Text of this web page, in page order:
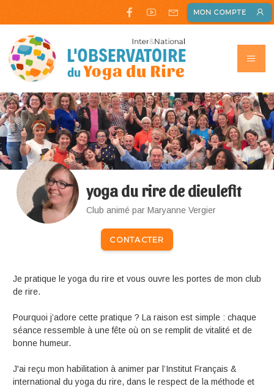
MON COMPTE
yoga du rire de dieulefit
Club animé par Maryanne Vergier
CONTACTER
Je pratique le yoga du rire et vous ouvre les portes de mon club
de rire.
Pourquoi j’adore cette pratique ? La raison est simple : chaque
séance ressemble à une fête où on se remplit de vitalité et de
bonne humeur.
J'ai reçu mon habilitation à animer par l’Institut Français &
international du yoga du rire, dans le respect de la méthode et